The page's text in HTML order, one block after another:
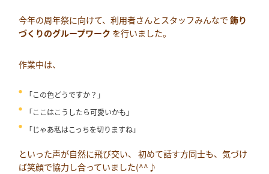
今年の周年祭に向けて、利用者さんとスタッフみんなで飾り
づくりのグループワーク を行いました。
作業中は、
「この色どうですか？」
「ここはこうしたら可愛いかも」
「じゃあ私はこっちを切りますね」
といった声が自然に飛び交い、 初めて話す方同士も、気づけ
ば笑顔で協力し合っていました(^^♪